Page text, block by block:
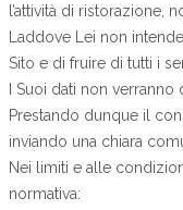
l’attività di ristorazione,
Laddove Lei non
Sito e di fruire di tutti i
I Suoi dati non
Prestando dunque il
inviando una chiara
Nei limiti e alle
normativa: